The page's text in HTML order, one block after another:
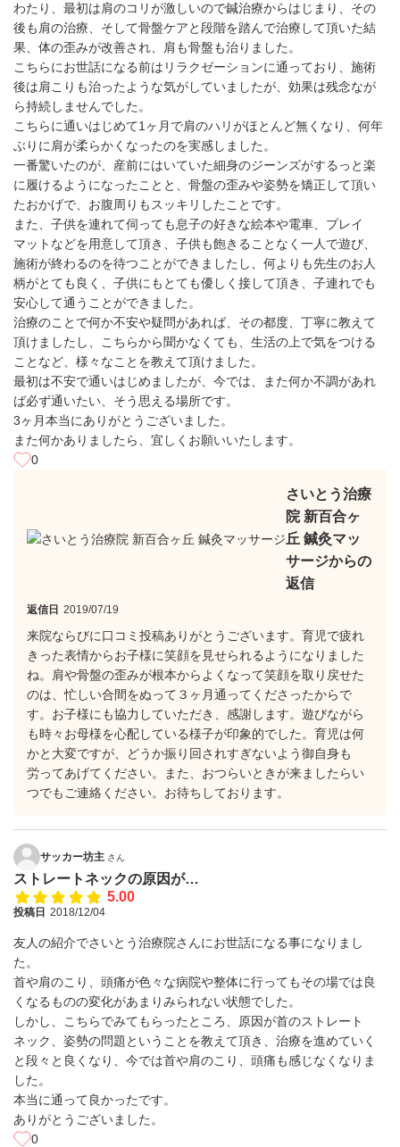
わたり、最初は肩のコリが激しいので鍼治療からはじまり、その
後も肩の治療、そして骨盤ケアと段階を踏んで治療して頂いた結
果、体の歪みが改善され、肩も骨盤も治りました。
こちらにお世話になる前はリラクゼーションに通っており、施術
後は肩こりも治ったような気がしていましたが、効果は残念なが
ら持続しませんでした。
こちらに通いはじめて1ヶ月で肩のハリがほとんど無くなり、何年
ぶりに肩が柔らかくなったのを実感しました。
一番驚いたのが、産前にはいていた細身のジーンズがするっと楽
に履けるようになったことと、骨盤の歪みや姿勢を矯正して頂い
たおかげで、お腹周りもスッキリしたことです。
また、子供を連れて伺っても息子の好きな絵本や電車、プレイ
マットなどを用意して頂き、子供も飽きることなく一人で遊び、
施術が終わるのを待つことができましたし、何よりも先生のお人
柄がとても良く、子供にもとても優しく接して頂き、子連れでも
安心して通うことができました。
治療のことで何か不安や疑問があれば、その都度、丁寧に教えて
頂けましたし、こちらから聞かなくても、生活の上で気をつける
ことなど、様々なことを教えて頂けました。
最初は不安で通いはじめましたが、今では、また何か不調があれ
ば必ず通いたい、そう思える場所です。
3ヶ月本当にありがとうございました。
また何かありましたら、宜しくお願いいたします。
0
さいとう治療
院 新百合ヶ
丘 鍼灸マッ
サージからの
返信
返信日 2019/07/19
来院ならびに口コミ投稿ありがとうございます。育児で疲れ
きった表情からお子様に笑顔を見せられるようになりました
ね。肩や骨盤の歪みが根本からよくなって笑顔を取り戻せた
のは、忙しい合間をぬって３ヶ月通ってくださったからで
す。お子様にも協力していただき、感謝します。遊びながら
も時々お母様を心配している様子が印象的でした。育児は何
かと大変ですが、どうか振り回されすぎないよう御自身も
労ってあげてください。また、おつらいときが来ましたらい
つでもご連絡ください。お待ちしております。
サッカー坊主 さん
ストレートネックの原因が…
5.00
投稿日 2018/12/04
友人の紹介でさいとう治療院さんにお世話になる事になりまし
た。
首や肩のこり、頭痛が色々な病院や整体に行ってもその場では良
くなるものの変化があまりみられない状態でした。
しかし、こちらでみてもらったところ、原因が首のストレート
ネック、姿勢の問題ということを教えて頂き、治療を進めていく
と段々と良くなり、今では首や肩のこり、頭痛も感じなくなりま
した。
本当に通って良かったです。
ありがとうございました。
0